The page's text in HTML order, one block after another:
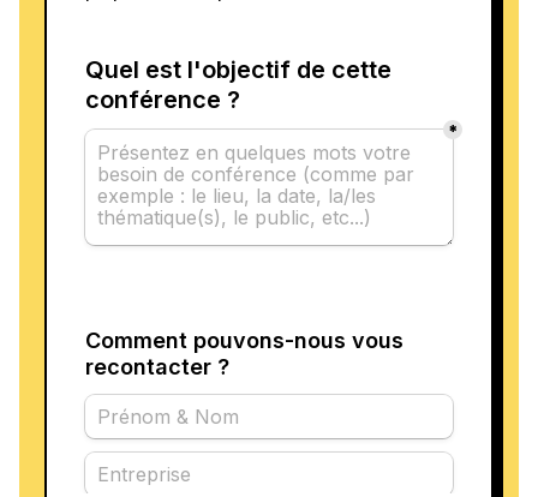
l'engagement. Ensemble, ils peuvent développer
impact positif sur leur vie professionnelle et
personnelle. Pour en savoir plus sur ses projets et
son engagement,contactez-nous.